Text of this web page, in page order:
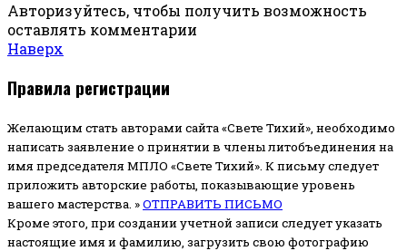
Авторизуйтесь, чтобы получить возможность
оставлять комментарии
Наверх
Правила регистрации
Желающим стать авторами сайта «Свете Тихий», необходимо
написать заявление о принятии в члены литобъединения на
имя председателя МПЛО «Свете Тихий». К письму следует
приложить авторские работы, показывающие уровень
вашего мастерства. »ОТПРАВИТЬ ПИСЬМО
Кроме этого, при создании учетной записи следует указать
настоящие имя и фамилию, загрузить свою фотографию